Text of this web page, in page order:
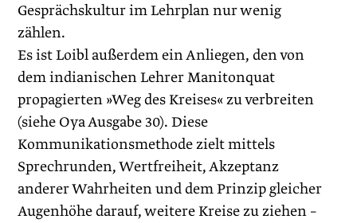
Gesprächskultur im Lehrplan nur wenig
zählen.
Es ist Loibl außerdem ein Anliegen, den von
dem indianischen Lehrer Manitonquat
propagierten »Weg des Kreises« zu verbreiten
(siehe Oya Ausgabe 30). Diese
Kommunikationsmethode zielt mittels
Sprechrunden, Wertfreiheit, Akzeptanz
anderer Wahrheiten und dem Prinzip gleicher
Augenhöhe dar­auf, weitere Kreise zu ziehen –